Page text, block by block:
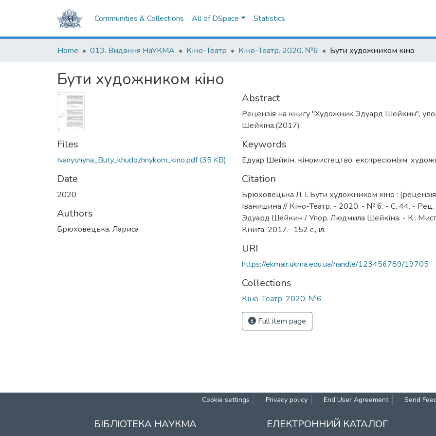
Communities & Collections All of DSpace Statistics
Home 013. Видання НаУКМА Кіно-Театр Кіно-Театр. 2020. №6 Бути художником кіно
Бути художником кіно
Files
Ivanyshyna_Buty_khudozhnykom_kino.pdf(35 KB)
Date
2020
Authors
Брюховецька, Лариса
Abstract
Рецензія на книгу "Художник Эдуард Шейкин",
Шейкіна.(2017)
Keywords
Едуар Шейкін, кіномистецтво, експресіонізм,
Citation
Брюховецька Л. І. Бути художником кіно :
Іванишина // Кіно-Театр. - 2020. - № 6. - С. 44. -
Эдуард Шейкин / Упор. Людмила Шейкіна. - К.:
Книга, 2017.- 152 с., іл.
URI
https://ekmair.ukma.edu.ua/handle/123456789/19705
Collections
Кіно-Театр. 2020. №6
Full item page
Cookie settings Privacy policy End User Agreement Send
БІБЛІОТЕКА НАУКМА ЕЛЕКТРОННИЙ КАТАЛОГ